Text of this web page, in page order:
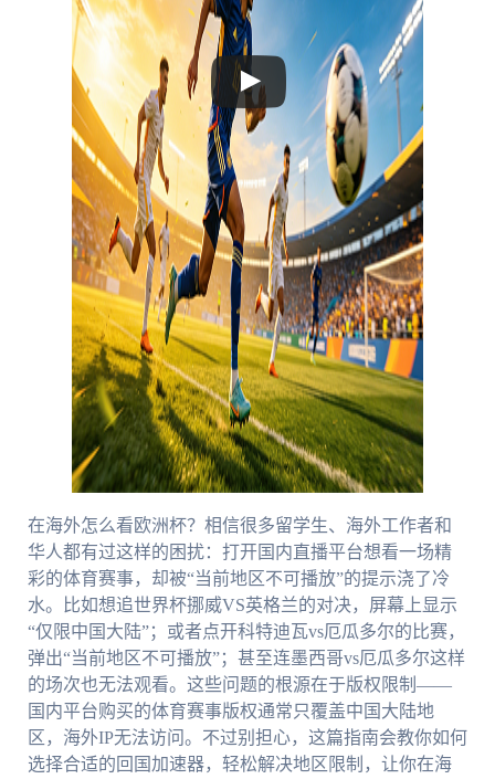
在海外怎么看欧洲杯？相信很多留学生、海外工作者和
华人都有过这样的困扰：打开国内直播平台想看一场精
彩的体育赛事，却被“当前地区不可播放”的提示浇了冷
水。比如想追世界杯挪威VS英格兰的对决，屏幕上显示
“仅限中国大陆”；或者点开科特迪瓦vs厄瓜多尔的比赛，
弹出“当前地区不可播放”；甚至连墨西哥vs厄瓜多尔这样
的场次也无法观看。这些问题的根源在于版权限制——
国内平台购买的体育赛事版权通常只覆盖中国大陆地
区，海外IP无法访问。不过别担心，这篇指南会教你如何
选择合适的回国加速器，轻松解决地区限制，让你在海